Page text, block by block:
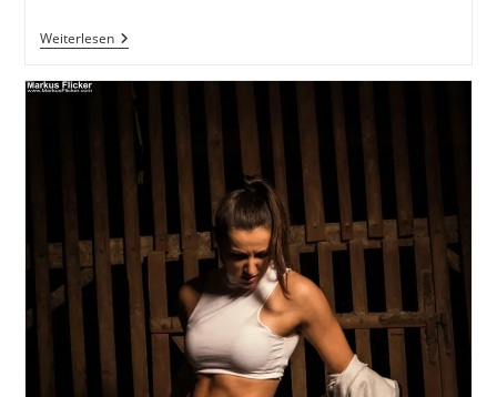
WeiterlesenMotorikpark
Gamlitz
Steiermark
Österreich
#visitaustria